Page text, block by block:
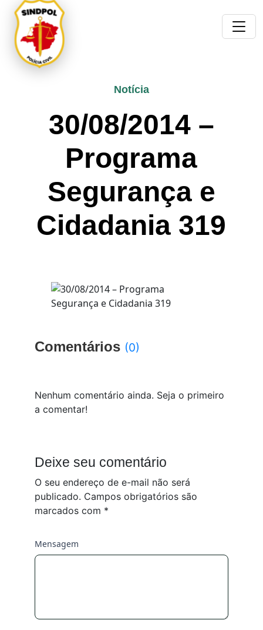
Notícia
30/08/2014 –
Programa
Segurança e
Cidadania 319
Comentários (0)
Nenhum comentário ainda. Seja o primeiro
a comentar!
Deixe seu comentário
O seu endereço de e-mail não será
publicado. Campos obrigatórios são
marcados com *
Mensagem